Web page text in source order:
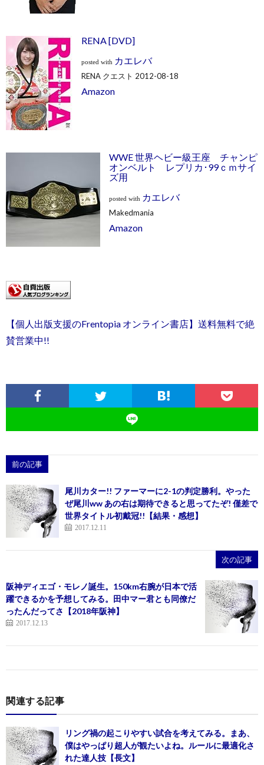
RENA [DVD]
posted with カエレバ
RENA クエスト 2012-08-18
Amazon
WWE 世界ヘビー級王座 チャンピ
オンベルト レプリカ･99ｃｍサイ
ズ用
posted with カエレバ
Makedmania
Amazon
【個人出版支援のFrentopia オンライン書店】送料無料で絶
賛営業中!!
前の記事
尾川カター!! ファーマーに2-1の判定勝利。やった
ぜ尾川ww あの右は期待できると思ってたぞ! 僅差で
世界タイトル初戴冠!!【結果・感想】
2017.12.11
次の記事
阪神ディエゴ・モレノ誕生。150km右腕が日本で活
躍できるかを予想してみる。田中マー君とも同僚だ
ったんだってさ【2018年阪神】
2017.12.13
関連する記事
リング禍の起こりやすい試合を考えてみる。まあ、
僕はやっぱり超人が観たいよね。ルールに最適化さ
れた達人技【長文】